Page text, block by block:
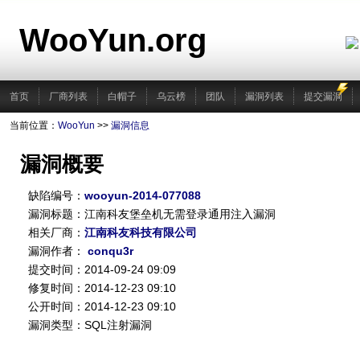
WooYun.org
首页 厂商列表 白帽子 乌云榜 团队 漏洞列表 提交漏洞
当前位置： WooYun >> 漏洞信息
漏洞概要
缺陷编号： wooyun-2014-077088
漏洞标题：江南科友堡垒机无需登录通用注入漏洞
相关厂商： 江南科友科技有限公司
漏洞作者： conqu3r
提交时间：2014-09-24 09:09
修复时间：2014-12-23 09:10
公开时间：2014-12-23 09:10
漏洞类型：SQL注射漏洞